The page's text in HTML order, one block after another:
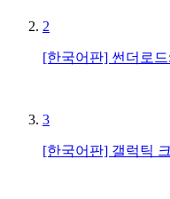
2
[한국어판] 썬더로
3
[한국어판] 갤럭틱